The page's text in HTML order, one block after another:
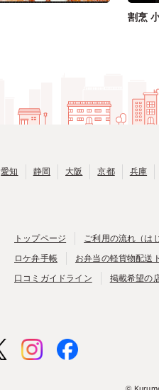
割烹
愛知 静岡 大阪 京都 兵庫
トップページ ご利用の流れ（は
ロケ弁手帳
お弁当の軽貨物配送
口コミガイドライン
掲載希望の